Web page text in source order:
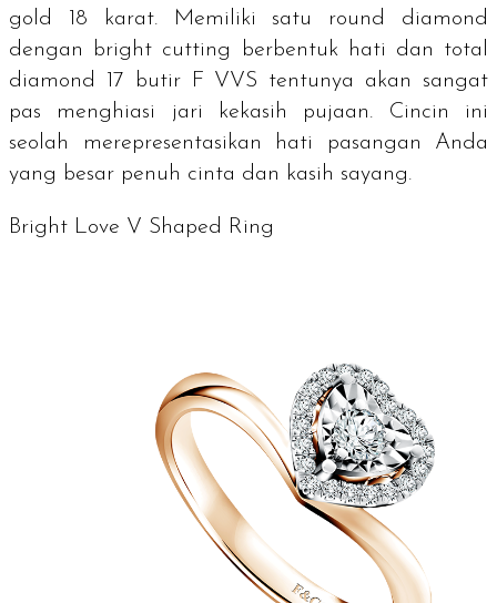
gold
18 karat. Memiliki satu round diamond
dengan
bright cutting
berbentuk hati dan total
diamond
17 butir F VVS tentunya akan sangat
pas menghiasi jari kekasih pujaan. Cincin ini
seolah merepresentasikan hati pasangan Anda
yang besar penuh cinta dan kasih sayang.
Bright Love V Shaped Ring